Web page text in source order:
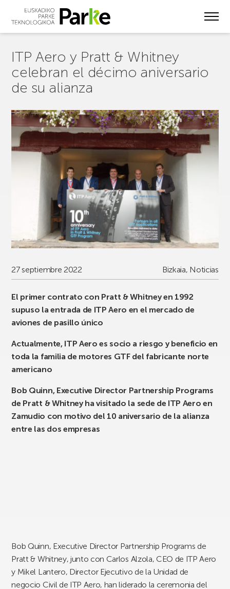
ITP Aero y Pratt & Whitney
celebran el décimo aniversario
de su alianza
27 septiembre 2022 Bizkaia, Noticias
El primer contrato con Pratt & Whitney en 1992
supuso la entrada de ITP Aero en el mercado de
aviones de pasillo único
Actualmente, ITP Aero es socio a riesgo y beneficio en
toda la familia de motores GTF del fabricante norte
americano
Bob Quinn, Executive Director Partnership Programs
de Pratt & Whitney ha visitado la sede de ITP Aero en
Zamudio con motivo del 10 aniversario de la alianza
entre las dos empresas
Bob Quinn, Executive Director Partnership Programs de
Pratt & Whitney, junto con Carlos Alzola, CEO de ITP Aero
y Mikel Lantero, Director Ejecutivo de la Unidad de
negocio Civil de ITP Aero, han liderado la ceremonia del